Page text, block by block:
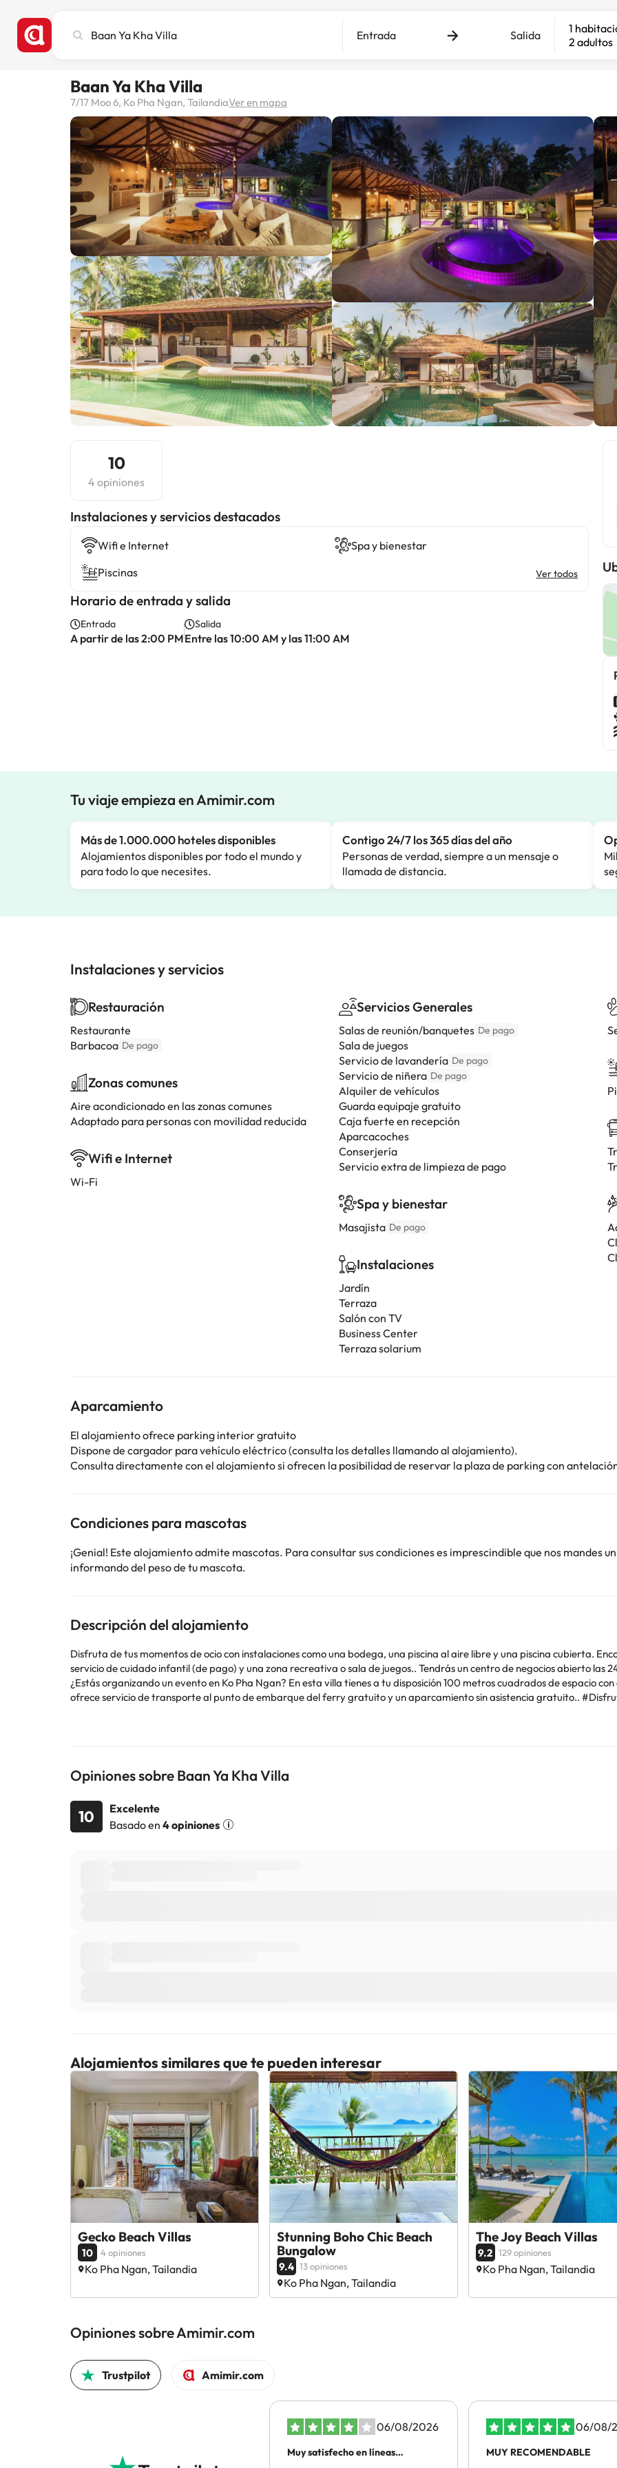
ciudad,
destino
Entrada Salida
1
2 adultos
Baan Ya Kha Villa
7/17 Moo 6, Ko Pha Ngan, TailandiaVer en mapa
10
4 opiniones
Instalaciones y servicios destacados
Wifi e Internet
Spa y bienestar
Piscinas
Ver todos
Horario de entrada y salida
Entrada
A partir de las 2:00 PM
Salida
Entre las 10:00 AM y las 11:00 AM
Tu viaje empieza en Amimir.com
Más de 1.000.000 hoteles disponibles
Alojamientos disponibles por todo el mundo y
para todo lo que necesites.
Contigo 24/7 los 365 días del año
Personas de verdad, siempre a un mensaje o
llamada de distancia.
Instalaciones y servicios
Restauración
Restaurante
Barbacoa De pago
Zonas comunes
Aire acondicionado en las zonas comunes
Adaptado para personas con movilidad reducida
Wifi e Internet
Wi-Fi
Servicios Generales
Salas de reunión/banquetes De pago
Sala de juegos
Servicio de lavandería De pago
Servicio de niñera De pago
Alquiler de vehículos
Guarda equipaje gratuito
Caja fuerte en recepción
Aparcacoches
Conserjería
Servicio extra de limpieza de pago
Spa y bienestar
Masajista De pago
Instalaciones
Jardín
Terraza
Salón con TV
Business Center
Terraza solarium
Aparcamiento
El alojamiento ofrece parking interior gratuito
Dispone de cargador para vehículo eléctrico (consulta los detalles llamando al alojamiento).
Consulta directamente con el alojamiento si ofrecen la posibilidad de reservar la plaza de parking con
Condiciones para mascotas
¡Genial! Este alojamiento admite mascotas. Para consultar sus condiciones es imprescindible que nos mandes
informando del peso de tu mascota.
Descripción del alojamiento
Disfruta de tus momentos de ocio con instalaciones como una bodega, una piscina al aire libre y una piscina cubierta.
servicio de cuidado infantil (de pago) y una zona recreativa o sala de juegos.. Tendrás un centro de negocios abierto las
¿Estás organizando un evento en Ko Pha Ngan? En esta villa tienes a tu disposición 100 metros cuadrados de espacio
ofrece servicio de transporte al punto de embarque del ferry gratuito y un aparcamiento sin asistencia gratuito..
una bodega, una piscina al aire libre y una piscina cubierta. Encontrarás además conexión a Internet wifi gratis,
sala de juegos.. Tendrás un centro de negocios abierto las 24 horas, tintorería y una lavandería a tu disposición. ¿Estás
de Nochebuena (24 de diciembre), por adulto: 2000 THB. Gran cena de Nochebuena (24 de diciembre) por niño: 1500
diciembre), por adulto: 2000 THB. Gran cena de Nochevieja (31 de diciembre) por niño: 1500 THB (desde 3 hasta 10
(solo ida) Traslado en transbordador por menor: 100 THB (solo ida) Hemos incluido todos los cargos que nos ha
La lista anterior puede estar incompleta. Además, es posible que los impuestos no estén incluidos. Importes sujetos a
enero a diciembre. Piscina disponible las 24 horas Es necesario reservar con antelación los servicios de masaje. Las
Opiniones sobre Baan Ya Kha Villa
10
Excelente
Basado en 4 opiniones
Alojamientos similares que te pueden interesar
Gecko Beach Villas
10 4 opiniones
Ko Pha Ngan, Tailandia
Stunning Boho Chic Beach
Bungalow
9.4 13 opiniones
Ko Pha Ngan, Tailandia
The Joy Beach Villas
9.2 129 opiniones
Ko Pha Ngan, Tailandia
Opiniones sobre Amimir.com
Trustpilot Amimir.com
06/08/2026
Muy satisfecho en líneas
06/08/
MUY RECOMENDABLE